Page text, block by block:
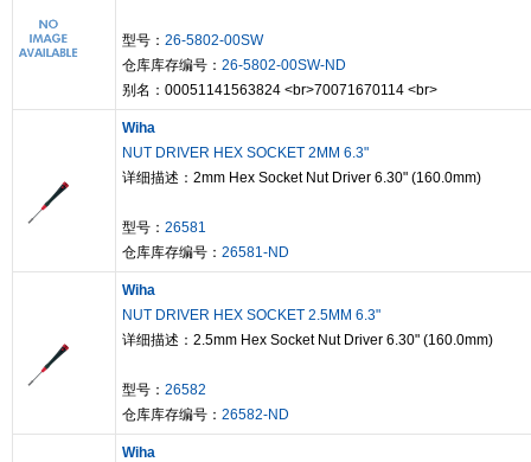
型号： 26-5802-00SW
仓库库存编号： 26-5802-00SW-ND
别名：00051141563824 <br>70071670114 <br>
Wiha
NUT DRIVER HEX SOCKET 2MM 6.3"
详细描述：2mm Hex Socket Nut Driver 6.30" (160.0mm)
型号： 26581
仓库库存编号： 26581-ND
Wiha
NUT DRIVER HEX SOCKET 2.5MM 6.3"
详细描述：2.5mm Hex Socket Nut Driver 6.30" (160.0mm)
型号： 26582
仓库库存编号： 26582-ND
Wiha